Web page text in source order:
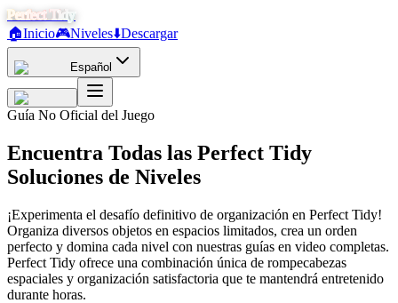
Perfect Tidy
🏠Inicio🎮Niveles⬇️Descargar
Español
Guía No Oficial del Juego
Encuentra Todas las Perfect Tidy
Soluciones de Niveles
¡Experimenta el desafío definitivo de organización en Perfect Tidy!
Organiza diversos objetos en espacios limitados, crea un orden
perfecto y domina cada nivel con nuestras guías en video completas.
Perfect Tidy ofrece una combinación única de rompecabezas
espaciales y organización satisfactoria que te mantendrá entretenido
durante horas.